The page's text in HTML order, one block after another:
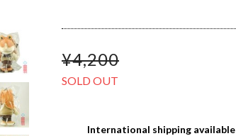
¥4,200
SOLD OUT
International shipping available